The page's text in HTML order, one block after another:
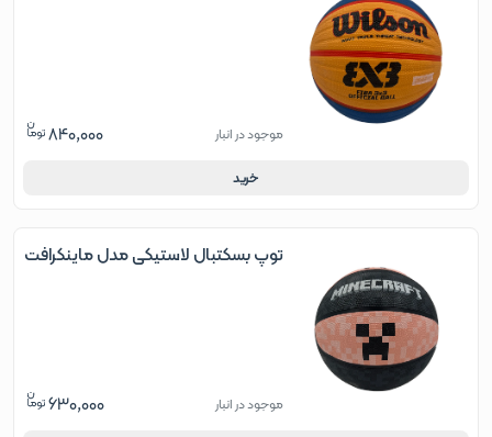
موجود در انبار 840,000
خرید
توپ بسکتبال لاستیکی مدل ماینکرافت
موجود در انبار 630,000